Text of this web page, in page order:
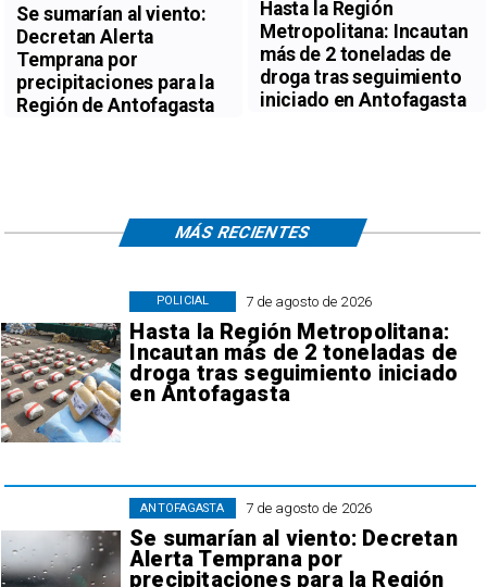
Se sumarían al viento:
Decretan Alerta
Temprana por
precipitaciones para la
Región de Antofagasta
Hasta la Región
Metropolitana: Incautan
más de 2 toneladas de
droga tras seguimiento
iniciado en Antofagasta
7 de agosto de 2026
Hasta la Región Metropolitana:
Incautan más de 2 toneladas de
droga tras seguimiento iniciado
en Antofagasta
POLICIAL
7 de agosto de 2026
Se sumarían al viento: Decretan
Alerta Temprana por
precipitaciones para la Región
ANTOFAGASTA
MÁS RECIENTES